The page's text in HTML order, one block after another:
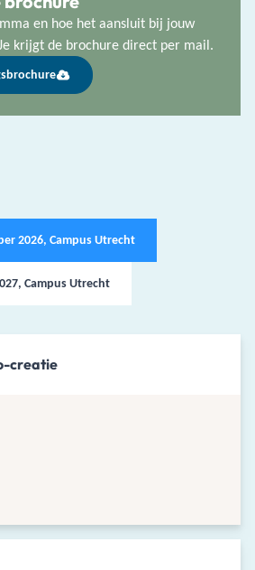
en hoe het aansluit bij jouw
krijgt de brochure direct per mail.
2026, Campus Utrecht
Campus Utrecht
creatie